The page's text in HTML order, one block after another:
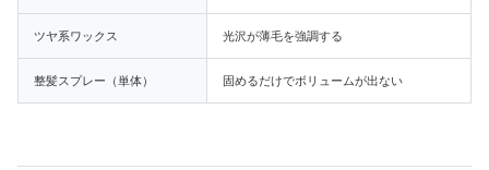
ツヤ系ワックス 光沢が薄毛を強調する
整髪スプレー（単体） 固めるだけでボリュームが出ない